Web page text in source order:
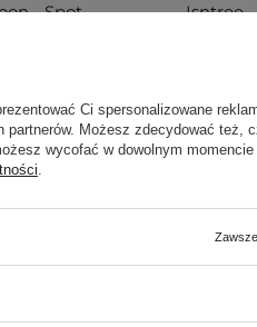
- Spot
zł
Isntree
Ci spersonalizowane
Możesz zdecydować też,
wycofać w dowolnym momencie
.